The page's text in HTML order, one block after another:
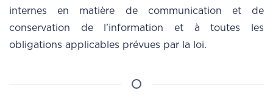
internes en matière de communication et de
conservation de l’information et à toutes les
obligations applicables prévues par la loi.